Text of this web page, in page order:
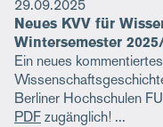
29.09.2025
Neues KVV für
Wintersemester
Ein neues
Berliner Hochschulen
PDFzugänglich!